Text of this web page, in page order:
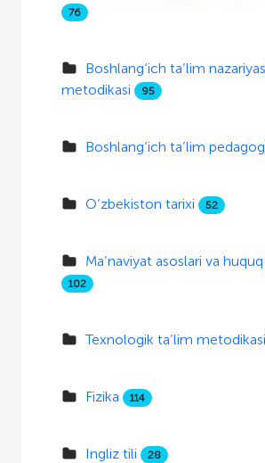
76
Boshlang‘ich ta’lim
metodikasi
95
Boshlang‘ich ta’lim
O‘zbekiston tarixi 52
Ma’naviyat asoslari va
102
Texnologik ta’lim metodikasi
Fizika 114
Ingliz tili 28